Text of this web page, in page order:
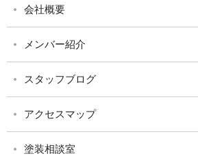
会社概要
メンバー紹介
スタッフブログ
アクセスマップ
塗装相談室